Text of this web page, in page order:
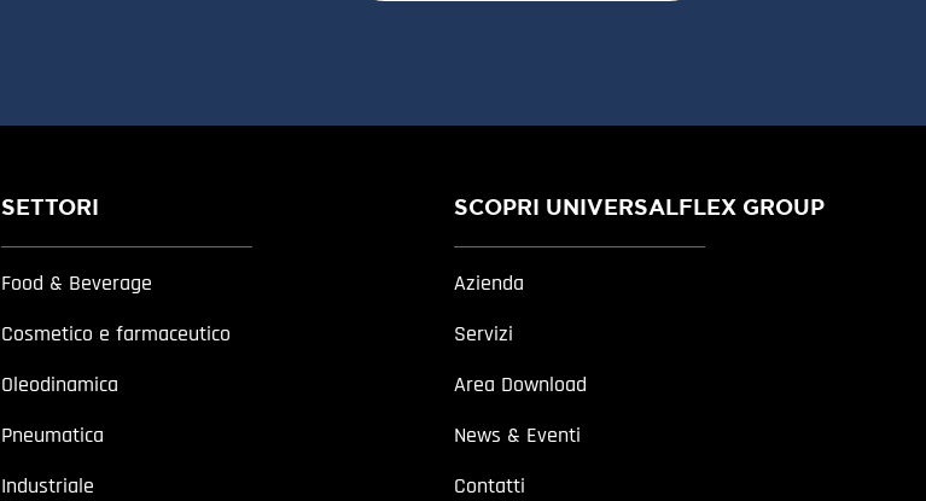
SETTORI
Food & Beverage
Cosmetico e farmaceutico
Oleodinamica
Pneumatica
Industriale
SCOPRI UNIVERSALFLEX GROUP
Azienda
Servizi
Area Download
News & Eventi
Contatti